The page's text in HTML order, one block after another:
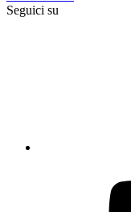
Seguici su